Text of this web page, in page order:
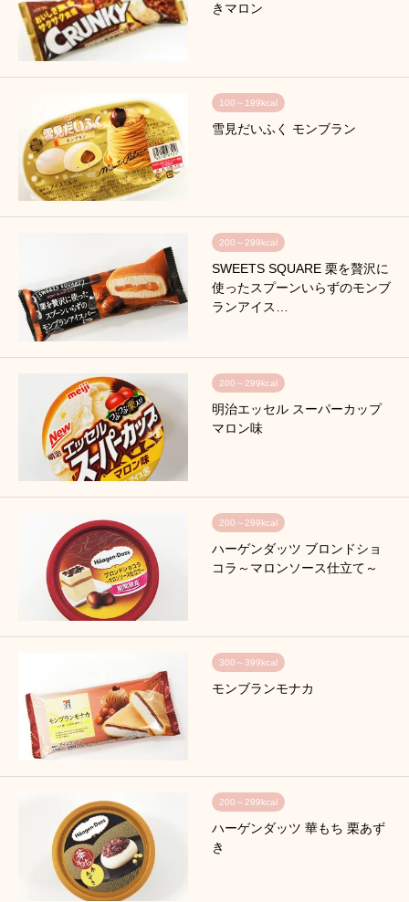
きマロン
100～199kcal
雪見だいふく モンブラン
200～299kcal
SWEETS SQUARE 栗を贅沢に
使ったスプーンいらずのモンブ
ランアイス…
200～299kcal
明治エッセル スーパーカップ
マロン味
200～299kcal
ハーゲンダッツ ブロンドショ
コラ～マロンソース仕立て～
300～399kcal
モンブランモナカ
200～299kcal
ハーゲンダッツ 華もち 栗あず
き